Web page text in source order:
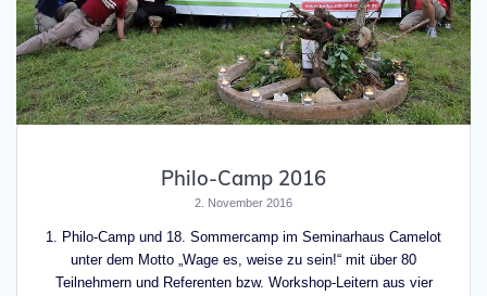
Philo-Camp 2016
2. November 2016
1. Philo-Camp und 18. Sommercamp im Seminarhaus Camelot
unter dem Motto „Wage es, weise zu sein!“ mit über 80
Teilnehmern und Referenten bzw. Workshop-Leitern aus vier